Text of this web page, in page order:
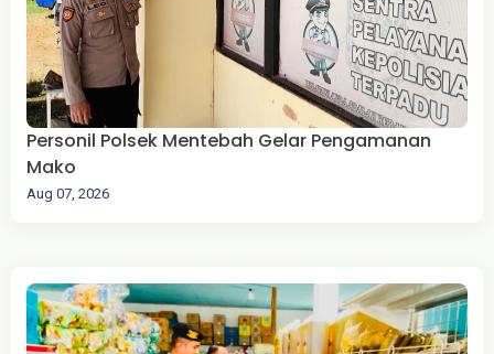
‎Personil Polsek Mentebah Gelar Pengamanan
Mako
Aug 07, 2026